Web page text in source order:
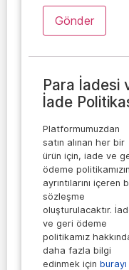
Para İadesi
İade
Platformumuzdan
satın alınan her bir
ürün için, iade ve
ödeme politikamızın
ayrıntılarını içeren
sözleşme
oluşturulacaktır.
ve geri ödeme
politikamız
daha fazla bilgi
edinmek için burayı